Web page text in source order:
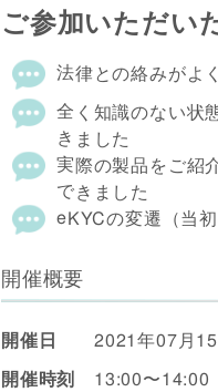
ご参加いただい
法律との絡みがよ
全く知識のない状
きました
実際の製品をご紹
できました
eKYCの変遷（当
開催概要
開催日 2021年07月15
開催時刻 13:00〜14:00